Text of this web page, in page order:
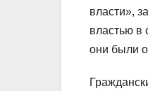
власти»,
властью в
они были